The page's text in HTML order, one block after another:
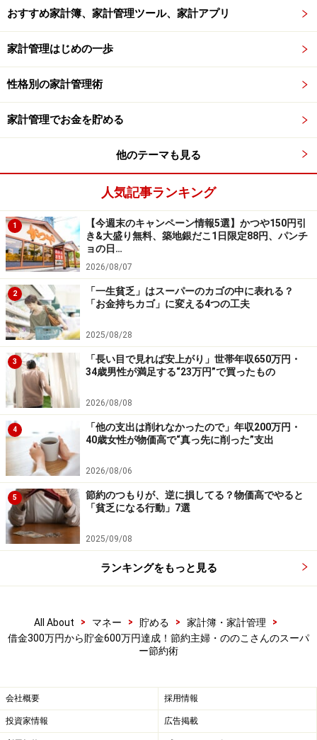
る」
「ののこの節約つくりおきレシピ」がある。
本記事の内容は一般的な情報提供を目的としており、特定の金融
商品や投資行動を推奨するものではありません。
投資や資産運用に関する最終的なご判断はご自身の責任において
行ってください。
掲載情報の正確性・完全性については十分に配慮しております
が、その内容を保証するものではなく、これに基づく損失・損害
最新の情報や詳細については、必ず各金融機関やサービス提供者
の公式情報をご確認ください。
【編集部からのお知らせ】
・「家計」について、アンケート（2026/8/31まで） を実施
中です！
※抽選で20名にAmazonギフト券1000円分プレゼント
※謝礼付きの限定アンケートやモニター企画に参加が可能に
なります
おすすめ家計簿、家計管理ツール、家計アプリ
家計管理はじめの一歩
性格別の家計管理術
家計管理でお金を貯める
他のテーマも見る
人気記事ランキング
1
【今週末のキャンペーン情報5選】かつや150円引
き&大盛り無料、築地銀だこ1日限定88円、パンチ
ョの日…
2026/08/07
2
「一生貧乏」はスーパーのカゴの中に表れる？
「お金持ちカゴ」に変える4つの工夫
2025/08/28
3
「長い目で見れば安上がり」世帯年収650万円・
34歳男性が満足する“23万円”で買ったもの
2026/08/08
4
「他の支出は削れなかったので」年収200万円・
40歳女性が物価高で“真っ先に削った”支出
2026/08/06
5
節約のつもりが、逆に損してる？物価高でやると
「貧乏になる行動」7選
2025/09/08
ランキングをもっと見る
All About > マネー > 貯める > 家計簿・家計管理
>
借金300万円から貯金600万円達成！節約主婦・ののこさんのスーパ
ー節約術
会社概要 採用情報
投資家情報 広告掲載